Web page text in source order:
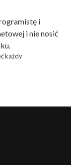
i
i nie nosić
każdy